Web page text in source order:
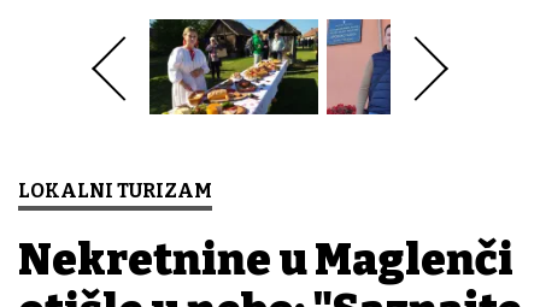
LOKALNI TURIZAM
Nekretnine u Maglenči